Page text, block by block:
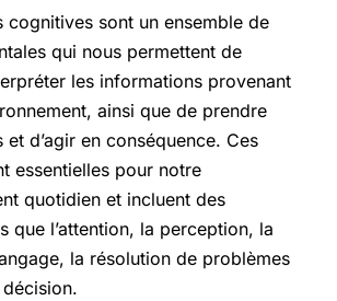
cognitives sont un ensemble de
qui nous permettent de
les informations provenant
ainsi que de prendre
d’agir en conséquence. Ces
essentielles pour notre
quotidien et incluent des
que l’attention, la perception, la
la résolution de problèmes